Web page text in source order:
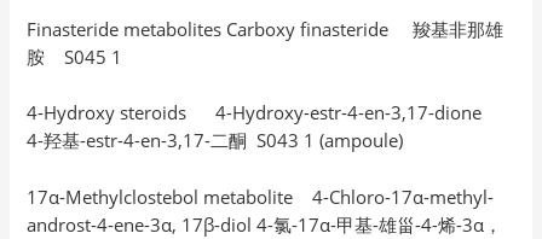
Finasteride metabolites Carboxy finasteride 羧基非那雄
胺 S045 1
4-Hydroxy steroids 4-Hydroxy-estr-4-en-3,17-dione
4-羟基-estr-4-en-3,17-二酮 S043 1 (ampoule)
17α-Methylclostebol metabolite 4-Chloro-17α-methyl-
androst-4-ene-3α, 17β-diol 4-氯-17α-甲基-雄甾-4-烯-3α，